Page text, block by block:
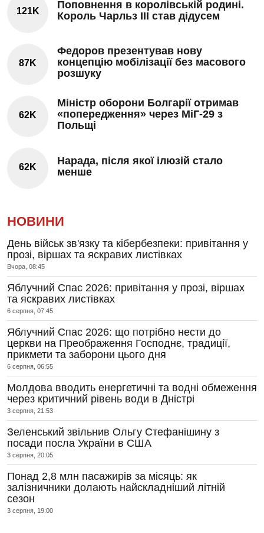
121K
Поповнення в королівській родині.
Король Чарльз III став дідусем
87K
Федоров презентував нову
концепцію мобілізації без масового
розшуку
62K
Міністр оборони Болгарії отримав
«попередження» через МіГ-29 з
Польщі
62K
Нарада, після якої ілюзій стало
менше
НОВИНИ
День військ зв'язку та кібербезпеки: привітання у
прозі, віршах та яскравих листівках
Вчора, 08:45
Яблучний Спас 2026: привітання у прозі, віршах
та яскравих листівках
6 серпня, 07:45
Яблучний Спас 2026: що потрібно нести до
церкви на Преображення Господнє, традиції,
прикмети та заборони цього дня
6 серпня, 06:55
Молдова вводить енергетичні та водні обмеження
через критичний рівень води в Дністрі
3 серпня, 21:53
Зеленський звільнив Ольгу Стефанішину з
посади посла України в США
3 серпня, 20:05
Понад 2,8 млн пасажирів за місяць: як
залізничники долають найскладніший літній
сезон
3 серпня, 19:00